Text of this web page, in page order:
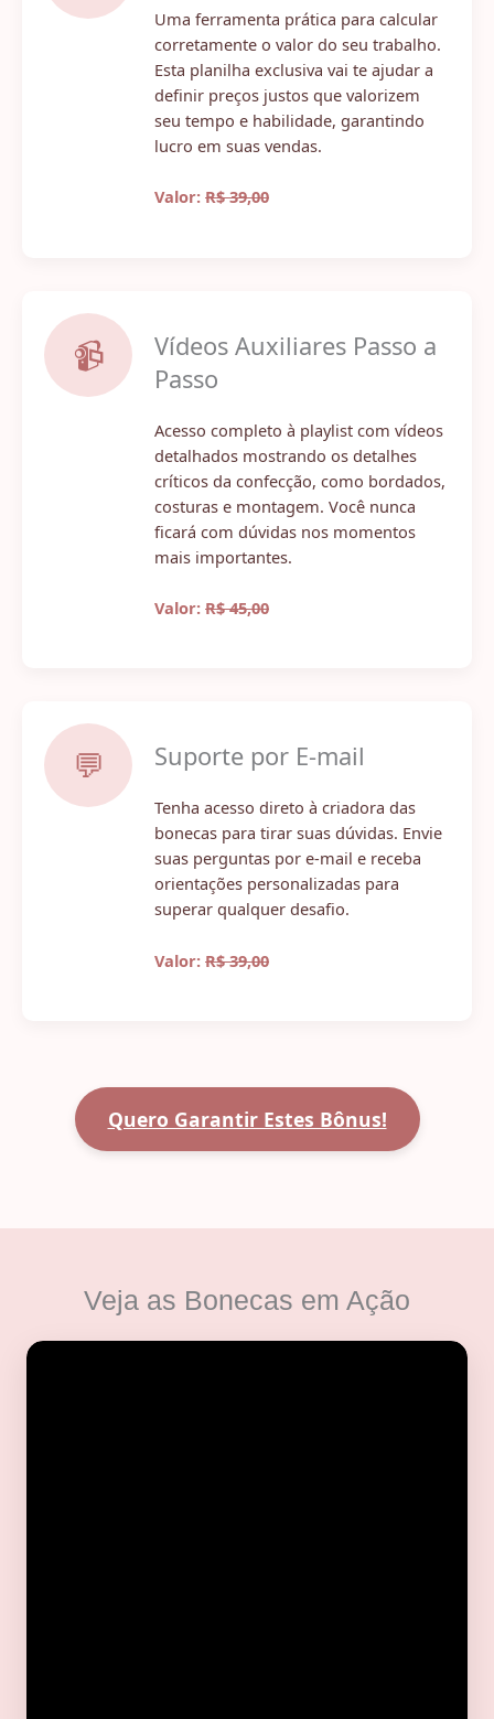
Uma ferramenta prática para calcular
corretamente o valor do seu trabalho.
Esta planilha exclusiva vai te ajudar a
definir preços justos que valorizem
seu tempo e habilidade, garantindo
lucro em suas vendas.
Valor: R$ 39,00
📹
Vídeos Auxiliares Passo a
Passo
Acesso completo à playlist com vídeos
detalhados mostrando os detalhes
críticos da confecção, como bordados,
costuras e montagem. Você nunca
ficará com dúvidas nos momentos
mais importantes.
Valor: R$ 45,00
💬 Suporte por E-mail
Tenha acesso direto à criadora das
bonecas para tirar suas dúvidas. Envie
suas perguntas por e-mail e receba
orientações personalizadas para
superar qualquer desafio.
Valor: R$ 39,00
Quero Garantir Estes Bônus!
Veja as Bonecas em Ação